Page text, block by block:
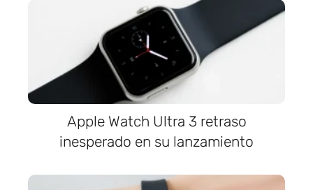
Apple Watch Ultra 3 retraso
inesperado en su lanzamiento